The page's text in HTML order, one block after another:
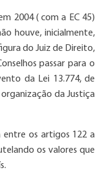
2004 ( com a EC 45)
houve, inicialmente,
do Juiz de Direito,
passar para o
da Lei 13.774, de
da Justiça
entre os artigos 122 a
os valores que